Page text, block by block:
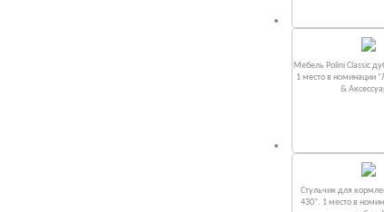
Мебель Polini Classic
1 место в номинации
&
Стульчик для
430". 1 место в